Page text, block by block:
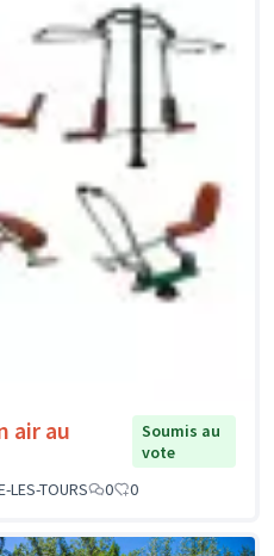
air au
Soumis au
vote
LES-TOURS
0 0